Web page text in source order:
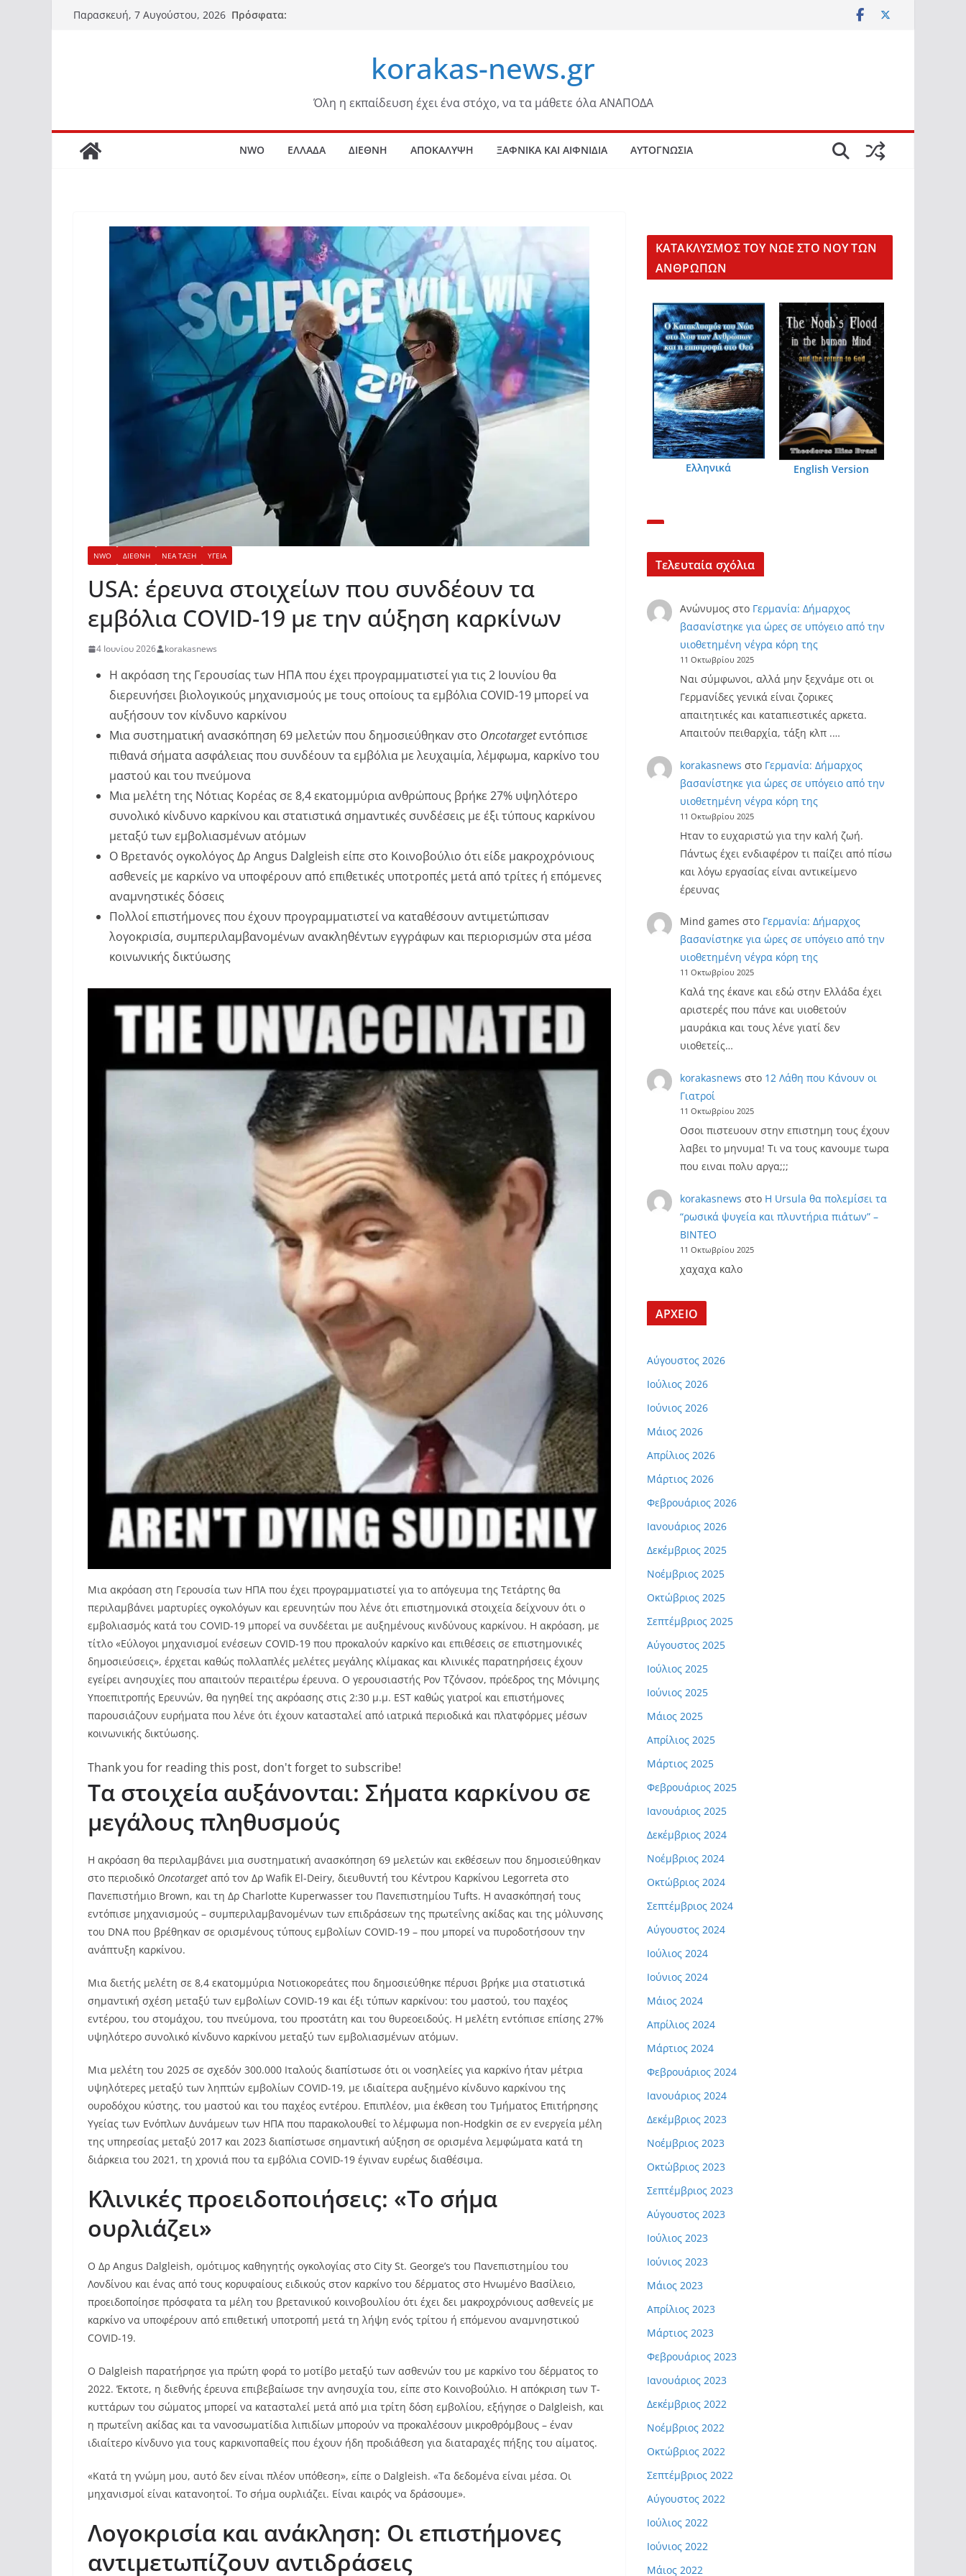
Μετάβαση
Παρασκευή, 7 Αυγούστου, 2026 Πρόσφατα:
korakas-news.gr
Όλη η εκπαίδευση έχει ένα στόχο, να τα μάθετε όλα ΑΝΑΠΟΔΑ
NWO ΕΛΛΑΔΑ ΔΙΕΘΝΗ ΑΠΟΚΑΛΥΨΗ ΞΑΦΝΙΚΑ ΚΑΙ ΑΙΦΝΙΔΙΑ ΑΥΤΟΓΝΩΣΙΑ
NWO ΔΙΕΘΝΗ ΝΕΑ ΤΑΞΗ ΥΓΕΙΑ
USA: έρευνα στοιχείων που συνδέουν τα
εμβόλια COVID-19 με την αύξηση καρκίνων
4 Ιουνίου 2026 korakasnews
Η ακρόαση της Γερουσίας των ΗΠΑ που έχει προγραμματιστεί για τις 2 Ιουνίου θα
διερευνήσει βιολογικούς μηχανισμούς με τους οποίους τα εμβόλια COVID-19 μπορεί να
αυξήσουν τον κίνδυνο καρκίνου
Μια συστηματική ανασκόπηση 69 μελετών που δημοσιεύθηκαν στο Oncotargetεντόπισε
πιθανά σήματα ασφάλειας που συνδέουν τα εμβόλια με λευχαιμία, λέμφωμα, καρκίνο του
μαστού και του πνεύμονα
Μια μελέτη της Νότιας Κορέας σε 8,4 εκατομμύρια ανθρώπους βρήκε 27% υψηλότερο
συνολικό κίνδυνο καρκίνου και στατιστικά σημαντικές συνδέσεις με έξι τύπους καρκίνου
μεταξύ των εμβολιασμένων ατόμων
Ο Βρετανός ογκολόγος Δρ Angus Dalgleish είπε στο Κοινοβούλιο ότι είδε μακροχρόνιους
ασθενείς με καρκίνο να υποφέρουν από επιθετικές υποτροπές μετά από τρίτες ή επόμενες
αναμνηστικές δόσεις
Πολλοί επιστήμονες που έχουν προγραμματιστεί να καταθέσουν αντιμετώπισαν
λογοκρισία, συμπεριλαμβανομένων ανακληθέντων εγγράφων και περιορισμών στα μέσα
κοινωνικής δικτύωσης
Μια ακρόαση στη Γερουσία των ΗΠΑ που έχει προγραμματιστεί για το απόγευμα της Τετάρτης θα
περιλαμβάνει μαρτυρίες ογκολόγων και ερευνητών που λένε ότι επιστημονικά στοιχεία δείχνουν ότι ο
εμβολιασμός κατά του COVID-19 μπορεί να συνδέεται με αυξημένους κινδύνους καρκίνου. Η ακρόαση, με
τίτλο «Εύλογοι μηχανισμοί ενέσεων COVID-19 που προκαλούν καρκίνο και επιθέσεις σε επιστημονικές
δημοσιεύσεις», έρχεται καθώς πολλαπλές μελέτες μεγάλης κλίμακας και κλινικές παρατηρήσεις έχουν
εγείρει ανησυχίες που απαιτούν περαιτέρω έρευνα. Ο γερουσιαστής Ρον Τζόνσον, πρόεδρος της Μόνιμης
Υποεπιτροπής Ερευνών, θα ηγηθεί της ακρόασης στις 2:30 μ.μ. EST καθώς γιατροί και επιστήμονες
παρουσιάζουν ευρήματα που λένε ότι έχουν κατασταλεί από ιατρικά περιοδικά και πλατφόρμες μέσων
κοινωνικής δικτύωσης.
Thank you for reading this post, don't forget to subscribe!
Τα στοιχεία αυξάνονται: Σήματα καρκίνου σε
μεγάλους πληθυσμούς
Η ακρόαση θα περιλαμβάνει μια συστηματική ανασκόπηση 69 μελετών και εκθέσεων που δημοσιεύθηκαν
στο περιοδικό Oncotarget από τον Δρ Wafik El-Deiry, διευθυντή του Κέντρου Καρκίνου Legorreta στο
Πανεπιστήμιο Brown, και τη Δρ Charlotte Kuperwasser του Πανεπιστημίου Tufts. Η ανασκόπησή τους
εντόπισε μηχανισμούς – συμπεριλαμβανομένων των επιδράσεων της πρωτεΐνης ακίδας και της μόλυνσης
του DNA που βρέθηκαν σε ορισμένους τύπους εμβολίων COVID-19 – που μπορεί να πυροδοτήσουν την
ανάπτυξη καρκίνου.
Μια διετής μελέτη σε 8,4 εκατομμύρια Νοτιοκορεάτες που δημοσιεύθηκε πέρυσι βρήκε μια στατιστικά
σημαντική σχέση μεταξύ των εμβολίων COVID-19 και έξι τύπων καρκίνου: του μαστού, του παχέος
εντέρου, του στομάχου, του πνεύμονα, του προστάτη και του θυρεοειδούς. Η μελέτη εντόπισε επίσης 27%
υψηλότερο συνολικό κίνδυνο καρκίνου μεταξύ των εμβολιασμένων ατόμων.
Μια μελέτη του 2025 σε σχεδόν 300.000 Ιταλούς διαπίστωσε ότι οι νοσηλείες για καρκίνο ήταν μέτρια
υψηλότερες μεταξύ των ληπτών εμβολίων COVID-19, με ιδιαίτερα αυξημένο κίνδυνο καρκίνου της
ουροδόχου κύστης, του μαστού και του παχέος εντέρου. Επιπλέον, μια έκθεση του Τμήματος Επιτήρησης
Υγείας των Ενόπλων Δυνάμεων των ΗΠΑ που παρακολουθεί το λέμφωμα non-Hodgkin σε εν ενεργεία μέλη
της υπηρεσίας μεταξύ 2017 και 2023 διαπίστωσε σημαντική αύξηση σε ορισμένα λεμφώματα κατά τη
διάρκεια του 2021, τη χρονιά που τα εμβόλια COVID-19 έγιναν ευρέως διαθέσιμα.
Κλινικές προειδοποιήσεις: «Το σήμα
ουρλιάζει»
Ο Δρ Angus Dalgleish, ομότιμος καθηγητής ογκολογίας στο City St. George’s του Πανεπιστημίου του
Λονδίνου και ένας από τους κορυφαίους ειδικούς στον καρκίνο του δέρματος στο Ηνωμένο Βασίλειο,
προειδοποίησε πρόσφατα τα μέλη του βρετανικού κοινοβουλίου ότι έχει δει μακροχρόνιους ασθενείς με
καρκίνο να υποφέρουν από επιθετική υποτροπή μετά τη λήψη ενός τρίτου ή επόμενου αναμνηστικού
COVID-19.
Ο Dalgleish παρατήρησε για πρώτη φορά το μοτίβο μεταξύ των ασθενών του με καρκίνο του δέρματος το
2022. Έκτοτε, η διεθνής έρευνα επιβεβαίωσε την ανησυχία του, είπε στο Κοινοβούλιο. Η απόκριση των Τ-
κυττάρων του σώματος μπορεί να κατασταλεί μετά από μια τρίτη δόση εμβολίου, εξήγησε ο Dalgleish, και
η πρωτεΐνη ακίδας και τα νανοσωματίδια λιπιδίων μπορούν να προκαλέσουν μικροθρόμβους – έναν
ιδιαίτερο κίνδυνο για τους καρκινοπαθείς που έχουν ήδη προδιάθεση για διαταραχές πήξης του αίματος.
«Κατά τη γνώμη μου, αυτό δεν είναι πλέον υπόθεση», είπε ο Dalgleish. «Τα δεδομένα είναι μέσα. Οι
μηχανισμοί είναι κατανοητοί. Το σήμα ουρλιάζει. Είναι καιρός να δράσουμε».
Λογοκρισία και ανάκληση: Οι επιστήμονες
αντιμετωπίζουν αντιδράσεις
KΑΤΑΚΛΥΣΜΟΣ ΤΟΥ ΝΩΕ ΣΤΟ ΝΟΥ ΤΩΝ
ΑΝΘΡΩΠΩΝ
Ελληνικά English Version
Τελευταία σχόλια
Ανώνυμοςστο Γερμανία: Δήμαρχος
βασανίστηκε για ώρες σε υπόγειο από την
υιοθετημένη νέγρα κόρη της
11 Οκτωβρίου 2025
Ναι σύμφωνοι, αλλά μην ξεχνάμε οτι οι
Γερμανίδες γενικά είναι ζορικες
απαιτητικές και καταπιεστικές αρκετα.
Απαιτούν πειθαρχία, τάξη κλπ .…
korakasnews στο Γερμανία: Δήμαρχος
βασανίστηκε για ώρες σε υπόγειο από την
υιοθετημένη νέγρα κόρη της
11 Οκτωβρίου 2025
Ηταν το ευχαριστώ για την καλή ζωή.
Πάντως έχει ενδιαφέρον τι παίζει από πίσω
και λόγω εργασίας είναι αντικείμενο
έρευνας
Mind games στο Γερμανία: Δήμαρχος
βασανίστηκε για ώρες σε υπόγειο από την
υιοθετημένη νέγρα κόρη της
11 Οκτωβρίου 2025
Καλά της έκανε και εδώ στην Ελλάδα έχει
αριστερές που πάνε και υιοθετούν
μαυράκια και τους λένε γιατί δεν
υιοθετείς…
korakasnews στο 12 Λάθη που Κάνουν οι
Γιατροί
11 Οκτωβρίου 2025
Οσοι πιστευουν στην επιστημη τους έχουν
λαβει το μηνυμα! Τι να τους κανουμε τωρα
που ειναι πολυ αργα;;;
korakasnews στο Η Ursula θα πολεμίσει τα
“ρωσικά ψυγεία και πλυντήρια πιάτων” –
ΒΙΝΤΕΟ
11 Οκτωβρίου 2025
χαχαχα καλο
ΑΡΧΕΙΟ
Αύγουστος 2026
Ιούλιος 2026
Ιούνιος 2026
Μάιος 2026
Απρίλιος 2026
Μάρτιος 2026
Φεβρουάριος 2026
Ιανουάριος 2026
Δεκέμβριος 2025
Νοέμβριος 2025
Οκτώβριος 2025
Σεπτέμβριος 2025
Αύγουστος 2025
Ιούλιος 2025
Ιούνιος 2025
Μάιος 2025
Απρίλιος 2025
Μάρτιος 2025
Φεβρουάριος 2025
Ιανουάριος 2025
Δεκέμβριος 2024
Νοέμβριος 2024
Οκτώβριος 2024
Σεπτέμβριος 2024
Αύγουστος 2024
Ιούλιος 2024
Ιούνιος 2024
Μάιος 2024
Απρίλιος 2024
Μάρτιος 2024
Φεβρουάριος 2024
Ιανουάριος 2024
Δεκέμβριος 2023
Νοέμβριος 2023
Οκτώβριος 2023
Σεπτέμβριος 2023
Αύγουστος 2023
Ιούλιος 2023
Ιούνιος 2023
Μάιος 2023
Απρίλιος 2023
Μάρτιος 2023
Φεβρουάριος 2023
Ιανουάριος 2023
Δεκέμβριος 2022
Νοέμβριος 2022
Οκτώβριος 2022
Σεπτέμβριος 2022
Αύγουστος 2022
Ιούλιος 2022
Ιούνιος 2022
Μάιος 2022